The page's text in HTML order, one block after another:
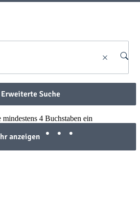
Erweiterte Suche
mindestens 4 Buchstaben ein
anzeigen